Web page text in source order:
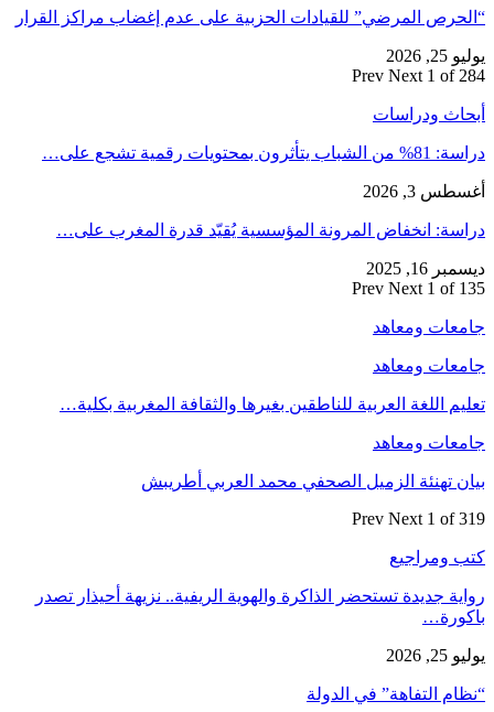
“الحرص المرضي” للقيادات الحزبية على عدم إغضاب مراكز القرار
يوليو 25, 2026
Prev Next 1 of 284
أبحاث ودراسات
دراسة: 81% من الشباب يتأثرون بمحتويات رقمية تشجع على…
أغسطس 3, 2026
دراسة: انخفاض المرونة المؤسسية يُقيّد قدرة المغرب على…
ديسمبر 16, 2025
Prev Next 1 of 135
جامعات ومعاهد
جامعات ومعاهد
تعليم اللغة العربية للناطقين بغيرها والثقافة المغربية بكلية…
جامعات ومعاهد
بيان تهنئة الزميل الصحفي محمد العربي أطريبش
Prev Next 1 of 319
كتب ومراجيع
رواية جديدة تستحضر الذاكرة والهوية الريفية.. نزيهة أحيذار تصدر
باكورة…
يوليو 25, 2026
“نظام التفاهة” في الدولة